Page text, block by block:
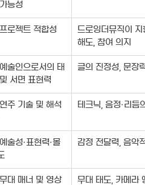
능성
로젝트 적합성
드로잉더뮤직이 지
해도, 참여 의지
술인으로서의 태
서면 표현력
글의 진정성, 문장
주 기술 및 해석
테크닉, 음정·리듬
술성·표현력·몰
감정 전달력, 음악
대 매너 및 영상
무대 태도, 카메라